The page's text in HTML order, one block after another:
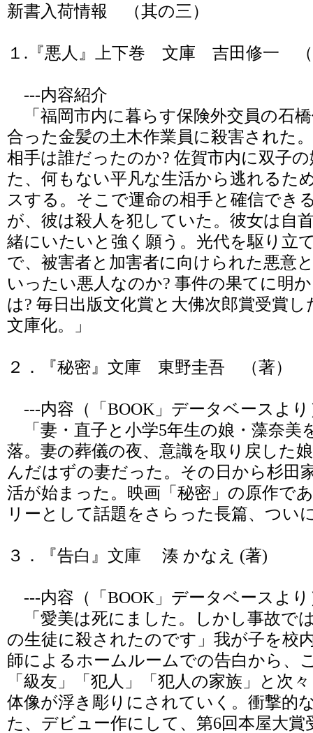
新書入荷情報 （其の三）
１.『悪人』上下巻 文庫 吉田修一
---内容紹介
「福岡市内に暮らす保険外交員の石
合った金髪の土木作業員に殺害された
相手は誰だったのか? 佐賀市内に双子
た、何もない平凡な生活から逃れるた
スする。そこで運命の相手と確信でき
が、彼は殺人を犯していた。彼女は自
緒にいたいと強く願う。光代を駆り立
で、被害者と加害者に向けられた悪意
いったい悪人なのか? 事件の果てに明
は? 毎日出版文化賞と大佛次郎賞受賞
文庫化。」
２．『秘密』文庫 東野圭吾 （著）
---内容（「BOOK」データベースより
「妻・直子と小学5年生の娘・藻奈美
落。妻の葬儀の夜、意識を取り戻した
んだはずの妻だった。その日から杉田
活が始まった。映画「秘密」の原作で
リーとして話題をさらった長篇、つい
３．『告白』文庫 湊 かなえ (著)
---内容（「BOOK」データベースより
「愛美は死にました。しかし事故で
の生徒に殺されたのです」我が子を校
師によるホームルームでの告白から、
「級友」「犯人」「犯人の家族」と次
体像が浮き彫りにされていく。衝撃的
た、デビュー作にして、第6回本屋大